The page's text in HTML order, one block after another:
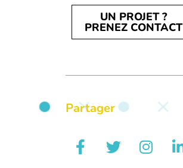
UN PROJET ?
PRENEZ CONTACT
Partager